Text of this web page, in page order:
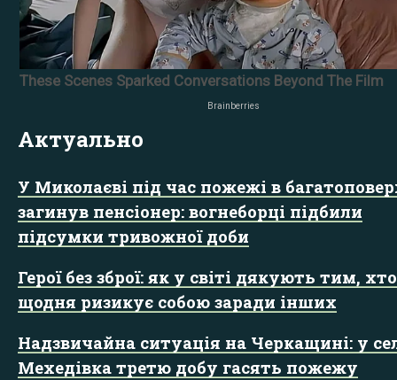
Актуально
У Миколаєві під час пожежі в
загинув пенсіонер: вогнеборці підбили
підсумки тривожної доби
Герої без зброї: як у світі дякують тим, хто
щодня ризикує собою заради інших
Надзвичайна ситуація на Черкащині: у
Мехедівка третю добу гасять пожежу